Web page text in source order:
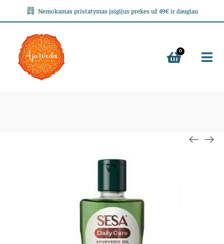
Nemokamas pristatymas įsigijus prekes už 49€ ir daugiau
0